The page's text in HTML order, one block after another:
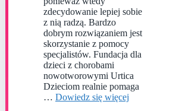
zdecydowanie lepiej sobie
z nią radzą. Bardzo
dobrym rozwiązaniem jest
skorzystanie z pomocy
specjalistów. Fundacja dla
dzieci z chorobami
nowotworowymi Urtica
Dzieciom realnie pomaga
… Dowiedz się więcej